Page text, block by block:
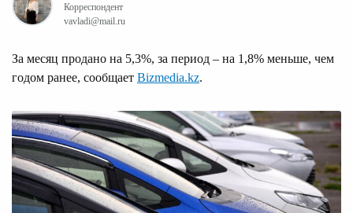
Корреспондент
vavladi@mail.ru
За месяц продано на 5,3%, за период – на 1,8% меньше, чем
годом ранее, сообщает Bizmedia.kz.